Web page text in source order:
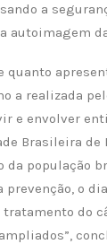
a
autoimagem
quanto
a realizada
e envolver
Brasileira
da população
prevenção, o
do